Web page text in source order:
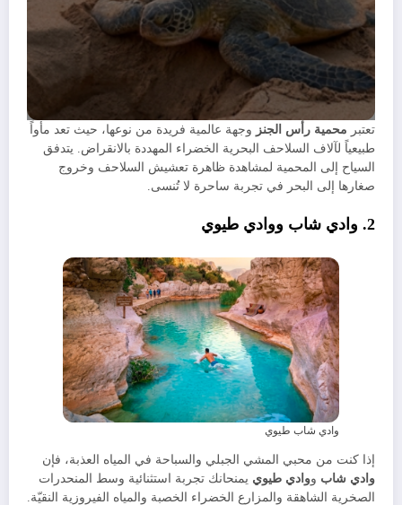
​تعتبر محمية رأس الجنز وجهة عالمية فريدة من نوعها، حيث تعد مأواً
طبيعياً لآلاف السلاحف البحرية الخضراء المهددة بالانقراض. يتدفق
السياح إلى المحمية لمشاهدة ظاهرة تعشيش السلاحف وخروج
صغارها إلى البحر في تجربة ساحرة لا تُنسى.
​2. وادي شاب ووادي طيوي
وادي شاب طيوي
​إذا كنت من محبي المشي الجبلي والسباحة في المياه العذبة، فإن
وادي شاب ووادي طيوي يمنحانك تجربة استثنائية وسط المنحدرات
الصخرية الشاهقة والمزارع الخضراء الخصبة والمياه الفيروزية النقيّة.